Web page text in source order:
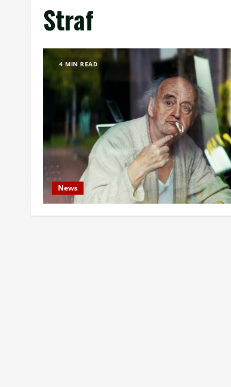
Straf
4 MIN READ
News